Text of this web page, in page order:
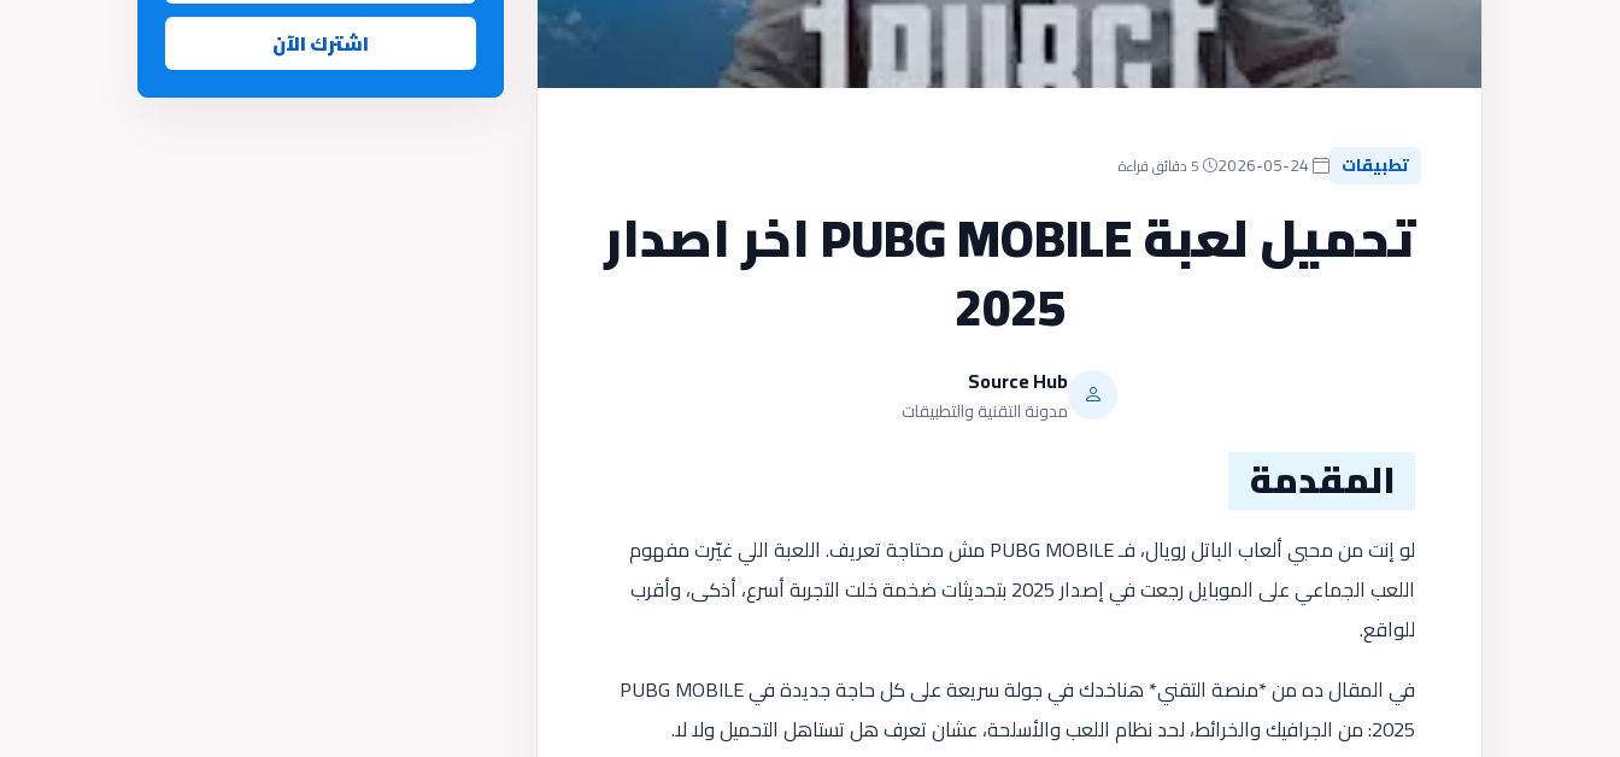
اشترك الآن
تطبيقات
تحميل لعبة PUBG MOBILE اخر اصدار
2025
Source Hub
مدونة التقنية والتطبيقات
المقدمة
لو إنت من محبي ألعاب الباتل رويال، فـ PUBG MOBILE مش محتاجة تعريف. اللعبة اللي غيّرت مفهوم
اللعب الجماعي على الموبايل رجعت في إصدار 2025 بتحديثات ضخمة خلت التجربة أسرع، أذكى، وأقرب
للواقع.
في المقال ده من *منصة التقني* هناخدك في جولة سريعة على كل حاجة جديدة في PUBG MOBILE
2025: من الجرافيك والخرائط، لحد نظام اللعب والأسلحة، عشان تعرف هل تستاهل التحميل ولا لا.